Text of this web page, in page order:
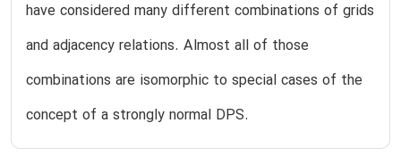
have considered many different combinations of grids
and adjacency relations. Almost all of those
combinations are isomorphic to special cases of the
concept of a strongly normal DPS.